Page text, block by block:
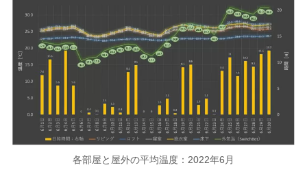
各部屋と屋外の平均温度：2022年6月